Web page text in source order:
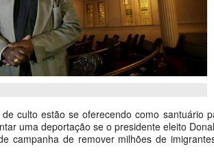
culto estão se oferecendo como santuário
uma deportação se o presidente eleito
campanha de remover milhões de